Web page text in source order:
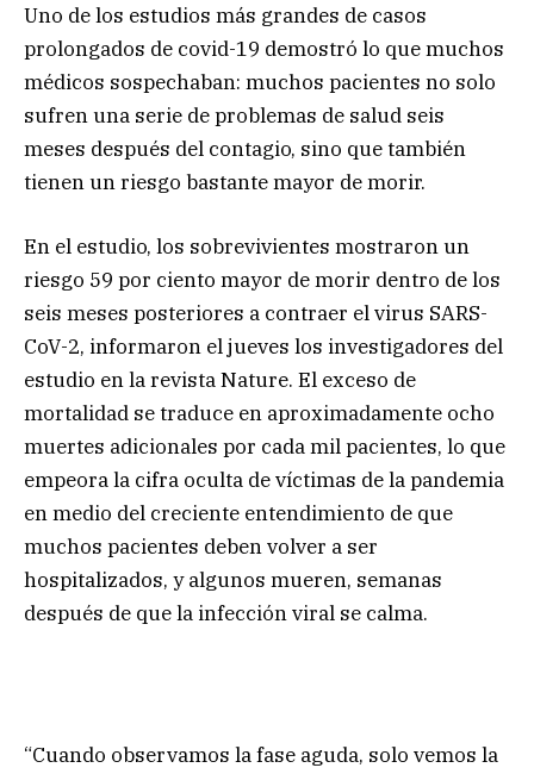
Uno de los estudios más grandes de casos
prolongados de covid-19 demostró lo que muchos
médicos sospechaban: muchos pacientes no solo
sufren una serie de problemas de salud seis
meses después del contagio, sino que también
tienen un riesgo bastante mayor de morir.
En el estudio, los sobrevivientes mostraron un
riesgo 59 por ciento mayor de morir dentro de los
seis meses posteriores a contraer el virus SARS-
CoV-2, informaron el jueves los investigadores del
estudio en la revista Nature. El exceso de
mortalidad se traduce en aproximadamente ocho
muertes adicionales por cada mil pacientes, lo que
empeora la cifra oculta de víctimas de la pandemia
en medio del creciente entendimiento de que
muchos pacientes deben volver a ser
hospitalizados, y algunos mueren, semanas
después de que la infección viral se calma.
“Cuando observamos la fase aguda, solo vemos la